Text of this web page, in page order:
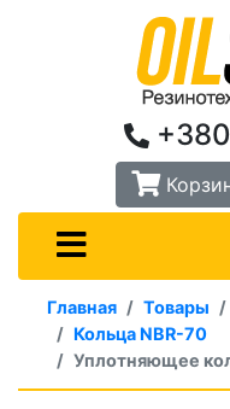
Главная Товары
Кольца NBR-70
Уплотняющее